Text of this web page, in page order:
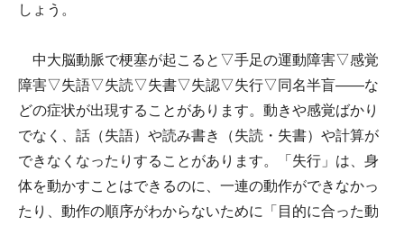
しょう。
中大脳動脈で梗塞が起こると▽手足の運動障害▽感覚
障害▽失語▽失読▽失書▽失認▽失行▽同名半盲――な
どの症状が出現することがあります。動きや感覚ばかり
でなく、話（失語）や読み書き（失読・失書）や計算が
できなくなったりすることがあります。「失行」は、身
体を動かすことはできるのに、一連の動作ができなかっ
たり、動作の順序がわからないために「目的に合った動